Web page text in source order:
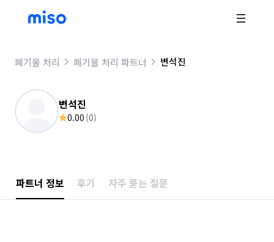
폐기물 처리 폐기물 처리 파트너 변석진
변석진
0.00 (0)
파트너 정보 후기 자주 묻는 질문